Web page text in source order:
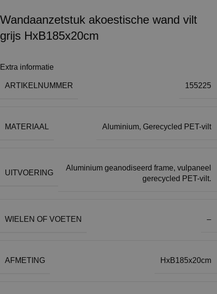
Wandaanzetstuk akoestische wand vilt
grijs HxB185x20cm
Extra informatie
ARTIKELNUMMER 155225
MATERIAAL Aluminium, Gerecycled PET-vilt
UITVOERING
Aluminium geanodiseerd frame, vulpaneel
gerecycled PET-vilt.
WIELEN OF VOETEN –
AFMETING HxB185x20cm